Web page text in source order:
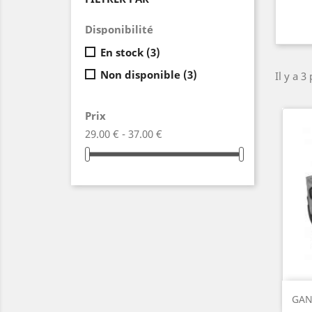
Disponibilité
En stock (3)
Non disponible (3)
Prix
29.00 € - 37.00 €
Il y a 3